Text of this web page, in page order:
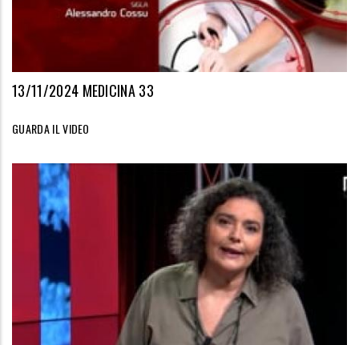
13/11/2024 MEDICINA 33
GUARDA IL VIDEO